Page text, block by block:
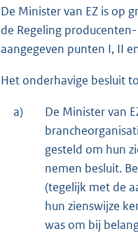
De Minister van EZ is op
de Regeling
aangegeven punten I, II
Het onderhavige besluit
a)
De Minister van
gesteld om hun
nemen besluit.
(tegelijk met de
hun zienswijze
was om bij